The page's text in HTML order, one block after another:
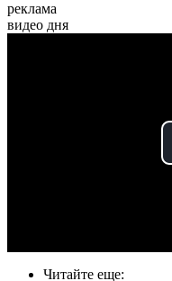
реклама
видео дня
Читайте еще: